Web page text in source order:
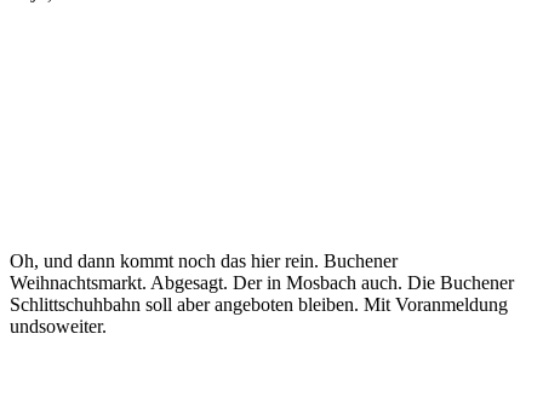
Oh, und dann kommt noch das hier rein. Buchener
Weihnachtsmarkt. Abgesagt. Der in Mosbach auch. Die Buchener
Schlittschuhbahn soll aber angeboten bleiben. Mit Voranmeldung
undsoweiter.